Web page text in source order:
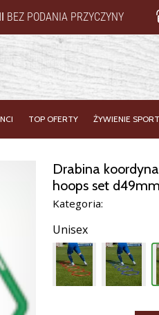
BEZ PODANIA PRZYCZYNY
TOP OFERTY ŻYWIENIE
Drabina
hoops set d49mm
Kategoria:
Unisex